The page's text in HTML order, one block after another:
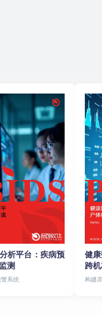
析平台：疾病预
测
系统
健
跨
构建